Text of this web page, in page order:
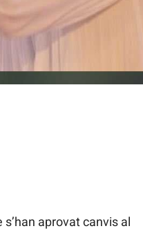
aprovat canvis al